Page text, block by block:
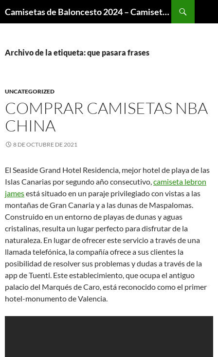
Camisetas de Baloncesto 2024 – Camisetas NBA
Archivo de la etiqueta: que pasara frases
UNCATEGORIZED
COMPRAR CAMISETAS NBA
CHINA
8 DE OCTUBRE DE 2021
El Seaside Grand Hotel Residencia, mejor hotel de playa de las
Islas Canarias por segundo año consecutivo,camiseta lebron
jamesestá situado en un paraje privilegiado con vistas a las
montañas de Gran Canaria y a las dunas de Maspalomas.
Construido en un entorno de playas de dunas y aguas
cristalinas, resulta un lugar perfecto para disfrutar de la
naturaleza. En lugar de ofrecer este servicio a través de una
llamada telefónica, la compañía ofrece a sus clientes la
posibilidad de resolver sus problemas y dudas a través de la
app de Tuenti. Este establecimiento, que ocupa el antiguo
palacio del Marqués de Caro, está reconocido como el primer
hotel-monumento de Valencia.